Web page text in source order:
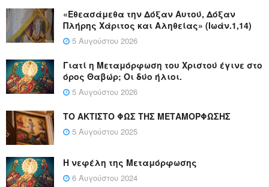
«Εθεασάμεθα την Δόξαν Αυτού, Δόξαν
Πλήρης Χάριτος και Αληθείας» (Ιωάν.1,14)
5 Αυγούστου 2026
Γιατί η Μεταμόρφωση του Χριστού έγινε στο
όρος Θαβώρ; Οι δύο ήλιοι.
5 Αυγούστου 2026
ΤΟ ΑΚΤΙΣΤΟ ΦΩΣ ΤΗΣ ΜΕΤΑΜΟΡΦΩΣΗΣ
5 Αυγούστου 2025
Η νεφέλη της Μεταμόρφωσης
6 Αυγούστου 2024